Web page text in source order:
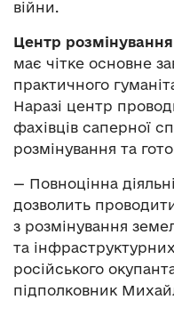
війни.
Центр розмінування
має чітке основне
практичного
Наразі центр
фахівців саперної
розмінування та
— Повноцінна
дозволить
з розмінування
та інфраструктурних
російського
підполковник